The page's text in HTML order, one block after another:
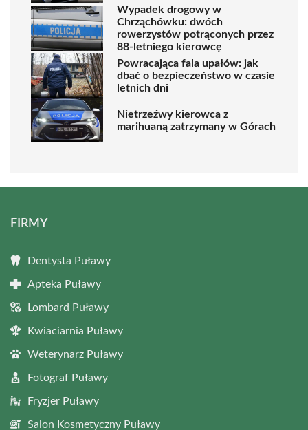
Wypadek drogowy w
Chrząchówku: dwóch
rowerzystów potrąconych przez
88-letniego kierowcę
Powracająca fala upałów: jak
dbać o bezpieczeństwo w czasie
letnich dni
Nietrzeźwy kierowca z
marihuaną zatrzymany w Górach
FIRMY
Dentysta Puławy
Apteka Puławy
Lombard Puławy
Kwiaciarnia Puławy
Weterynarz Puławy
Fotograf Puławy
Fryzjer Puławy
Salon Kosmetyczny Puławy